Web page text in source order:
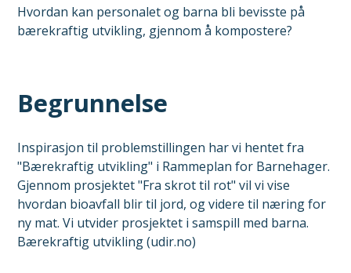
Hvordan kan personalet og barna bli bevisste på
bærekraftig utvikling, gjennom å kompostere?
Begrunnelse
Inspirasjon til problemstillingen har vi hentet fra
"Bærekraftig utvikling" i Rammeplan for Barnehager.
Gjennom prosjektet "Fra skrot til rot" vil vi vise
hvordan bioavfall blir til jord, og videre til næring for
ny mat. Vi utvider prosjektet i samspill med barna.
Bærekraftig utvikling (udir.no)